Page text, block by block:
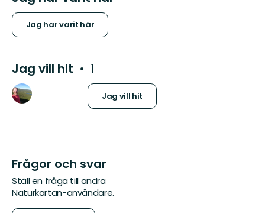
Jag har varit här
Jag vill hit 1
Jag vill hit
Frågor och svar
Ställ en fråga till andra
Naturkartan-användare.